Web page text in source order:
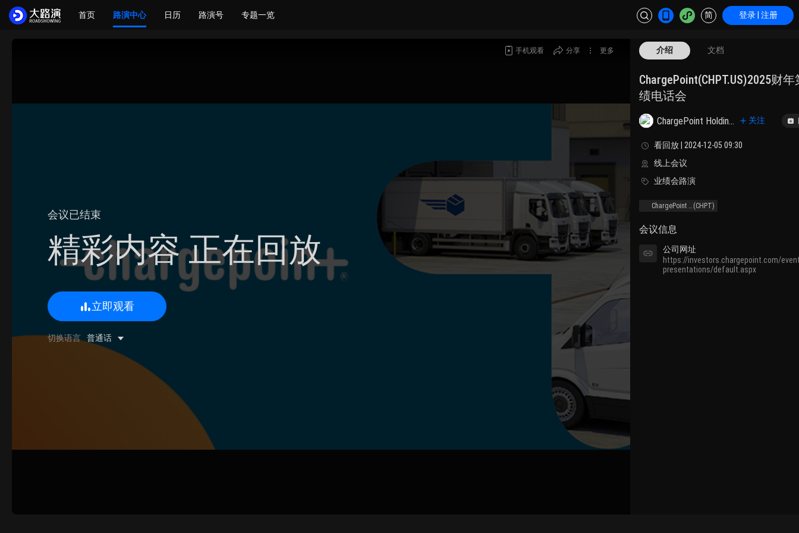
首页 路演中心 日历 路演号 专题一览 简 登录 | 注册
手机观看 分享 更多
会议已结束
精彩内容 正在回放
立即观看
切换语言 普通话
介绍 文档
ChargePoint(CHPT.US)2025财
绩电话会
ChargePoint Holdings, Inc. Class A 关注
看回放 | 2024-12-05 09:30
线上会议
业绩会路演
ChargePoint Holdings, Inc. (CHPT)
会议信息
公司网址
https://investors.chargepoint.com/
presentations/default.aspx
0/500 字
姓名